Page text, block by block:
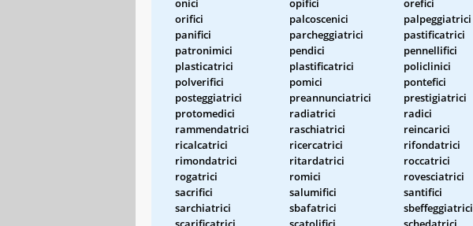
orifici
palcoscenici palpeggiatrici
panifici
parcheggiatrici pastificatrici
patronimici
pendici pennellifici
plasticatrici
plastificatrici policlinici
polverifici
pomici pontefici
posteggiatrici
preannunciatrici prestigiatrici
protomedici
radiatrici radici
rammendatrici
raschiatrici reincarici
ricalcatrici
ricercatrici rifondatrici
rimondatrici
ritardatrici roccatrici
rogatrici
romici rovesciatrici
sacrifici
salumifici santifici
sarchiatrici
sbafatrici sbeffeggiatrici